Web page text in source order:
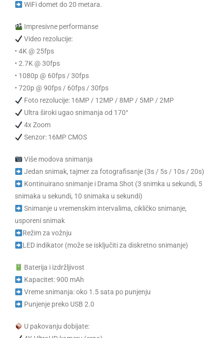
WiFi domet do 20 metara.
Impresivne performanse
Video rezolucije:
• 4K @ 25fps
• 2.7K @ 30fps
• 1080p @ 60fps / 30fps
• 720p @ 90fps / 60fps / 30fps
Foto rezolucije: 16MP / 12MP / 8MP / 5MP / 2MP
Ultra široki ugao snimanja od 170°
4x Zoom
Senzor: 16MP CMOS
Više modova snimanja
Jedan snimak, tajmer za fotografisanje (3s / 5s / 10s / 20s)
Kontinuirano snimanje i Drama Shot (3 snimka u sekundi, 5
snimaka u sekundi, 10 snimaka u sekundi)
Snimanje u vremenskim intervalima, cikličko snimanje,
usporeni snimak
Režim za vožnju
LED indikator (može se isključiti za diskretno snimanje)
Baterija i izdržljivost
Kapacitet: 900 mAh
Vreme snimanja: oko 1.5 sata po punjenju
Punjenje preko USB 2.0
U pakovanju dobijate: